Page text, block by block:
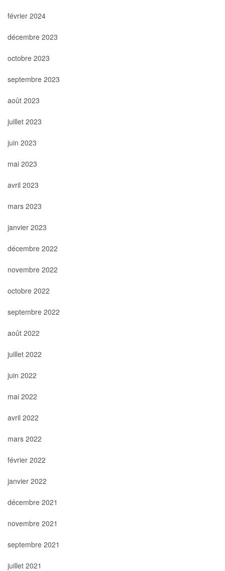
février 2024
décembre 2023
octobre 2023
septembre 2023
août 2023
juillet 2023
juin 2023
mai 2023
avril 2023
mars 2023
janvier 2023
décembre 2022
novembre 2022
octobre 2022
septembre 2022
août 2022
juillet 2022
juin 2022
mai 2022
avril 2022
mars 2022
février 2022
janvier 2022
décembre 2021
novembre 2021
septembre 2021
juillet 2021